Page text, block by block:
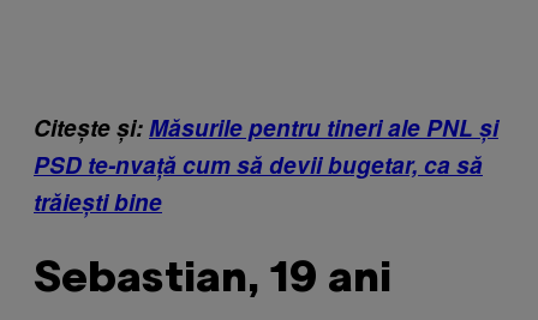
Citește și:Măsurile pentru tineri ale PNL și
PSD te-nvață cum să devii bugetar, ca să
trăiești bine
Sebastian, 19 ani